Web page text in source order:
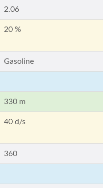
2.06
20 %
Gasoline
330 m
40 d/s
360